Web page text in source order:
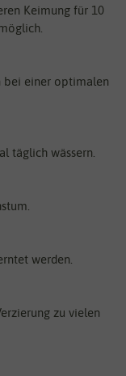
Keimung für 10
bei einer optimalen
täglich wässern.
werden.
zu vielen